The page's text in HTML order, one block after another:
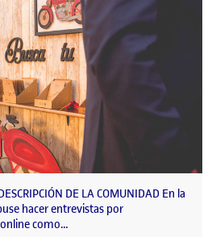
DE LA COMUNIDAD En la
hacer entrevistas por
como…